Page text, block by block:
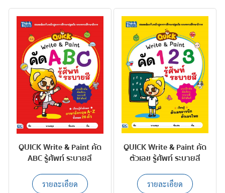
QUICK Write & Paint คัด
ABC รู้ศัพท์ ระบายสี
รายละเอียด
QUICK Write & Paint คัด
ตัวเลข รู้ศัพท์ ระบายสี
รายละเอียด